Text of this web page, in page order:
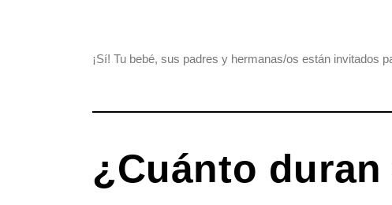
¡Sí! Tu bebé, sus padres y hermanas/os están invitados
¿Cuánto